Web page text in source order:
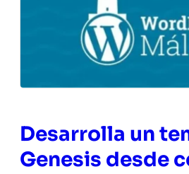
Desarrolla un
Genesis desde